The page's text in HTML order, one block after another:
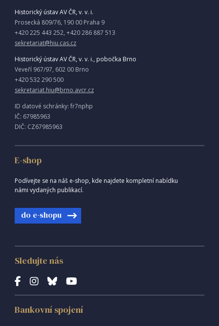
Historický ústav AV ČR, v. v. i.
Prosecká 809/76, 190 00 Praha 9
+420 225 443 252, +420 286 887 513
sekretariat@hiu.cas.cz
Historický ústav AV ČR, v. v. i., pobočka Brno
Veveří 967/97, 602 00 Brno
+420 532 290 500
sekretariat.hiu@brno.avcr.cz
ID datové schránky: fr7nphp
IČ: 67985963
DIČ: CZ67985963
E-shop
Podívejte se na náš e-shop, kde najdete kompletní nabídku
námi vydaných publikací.
do e-shopu
Sledujte nás
Bankovní spojení